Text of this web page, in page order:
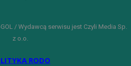
/ Wydawcą serwisu jest Czyli Media Sp.
z o.o.
RODO